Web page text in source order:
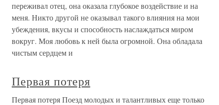
переживал отец, она оказала глубокое воздействие и на
меня. Никто другой не оказывал такого влияния на мои
убеждения, вкусы и способность наслаждаться миром
вокруг. Моя любовь к ней была огромной. Она обладала
чистым сердцем и
Первая потеря
Первая потеря Поезд молодых и талантливых еще только